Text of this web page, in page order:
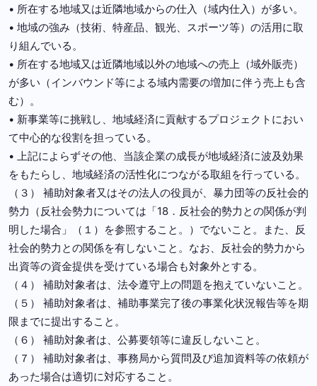
• 所在する地域又は近隣地域からの仕入（域内仕入）が多い。
• 地域の強み（技術、特産品、観光、スポーツ等）の活用に取
り組んでいる。
• 所在する地域又は近隣地域以外の地域への売上（域外販売）
が多い（インバウンド等による域内需要の増加に伴う売上も含
む）。
• 新事業等に挑戦し、地域経済に貢献するプロジェクトにおい
て中心的な役割を担っている。
• 上記によらずその他、当該企業の成長が地域経済に波及効果
をもたらし、地域経済の活性化につながる取組を行っている。
（３） 補助対象者又はその法人の役員が、暴力団等の反社会的
勢力（反社会勢力については「18．反社会的勢力との関係が判
明した場合」（１）を参照すること。）でないこと。また、反
社会的勢力との関係を有しないこと。なお、反社会的勢力から
出資等の資金提供を受けている場合も対象外とする。
（４） 補助対象者は、法令遵守上の問題を抱えていないこと。
（５） 補助対象者は、補助事業完了後の事業化状況報告等を期
限までに提出すること。
（６） 補助対象者は、公募要領等に違反しないこと。
（７） 補助対象者は、事務局から質問及び追加資料等の依頼が
あった場合は適切に対応すること。